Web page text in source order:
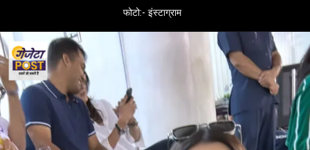
फोटो:- इंस्टाग्राम